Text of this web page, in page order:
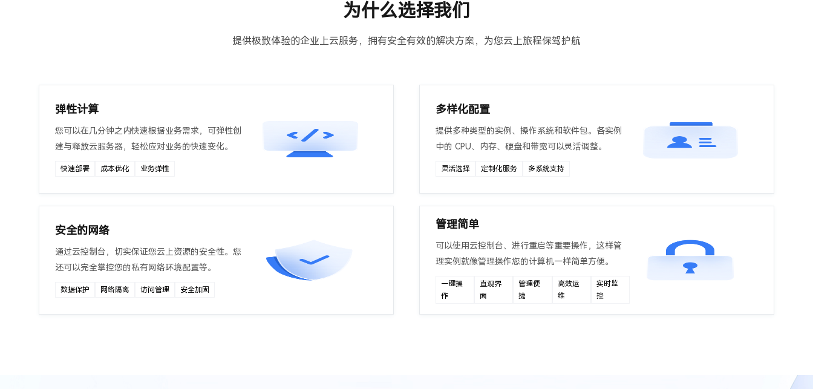
为什么选择我们
提供极致体验的企业上云服务，拥有安全有效的解决方案，为您云上旅程保驾护航
弹性计算
您可以在几分钟之内快速根据业务需求，可弹性创
建与释放云服务器，轻松应对业务的快速变化。
快速部署 成本优化 业务弹性
多样化配置
提供多种类型的实例、操作系统和软件包。各实例
中的 CPU、内存、硬盘和带宽可以灵活调整。
灵活选择 定制化服务 多系统支持
安全的网络
通过云控制台，切实保证您云上资源的安全性。您
还可以完全掌控您的私有网络环境配置等。
数据保护 网络隔离 访问管理 安全加固
管理简单
可以使用云控制台、进行重启等重要操作，这样管
理实例就像管理操作您的计算机一样简单方便。
一键操
作
直观界
面
管理便
捷
高效运
维
实时监
控